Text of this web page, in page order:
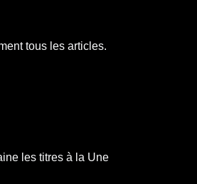
tous les articles.
les titres à la Une